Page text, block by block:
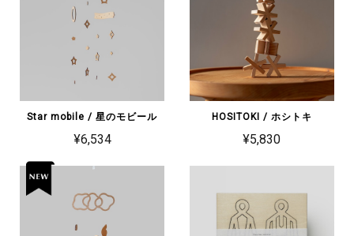
Star mobile / 星のモビール
¥6,534
HOSITOKI / ホシトキ
¥5,830